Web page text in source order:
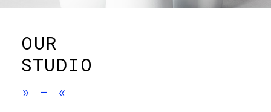
OUR
STUDIO
» - «